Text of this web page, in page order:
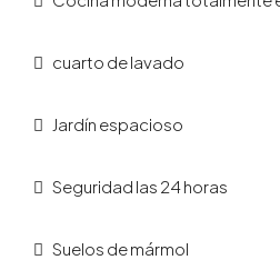
cuarto de lavado
Jardín espacioso
Seguridad las 24 horas
Suelos de mármol